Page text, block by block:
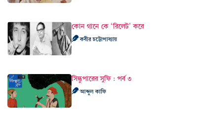
কোন গানে কে ‘রিলেট’ করে
কবীর চট্টোপাধ্যায়
সিন্ধুপারের সুফি : পর্ব ৩
আব্দুল কাফি